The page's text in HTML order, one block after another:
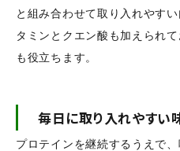
と組み合わせて取り入れやす
タミンとクエン酸も加えられ
も役立ちます。
毎日に取り入れやすい
プロテインを継続するうえで